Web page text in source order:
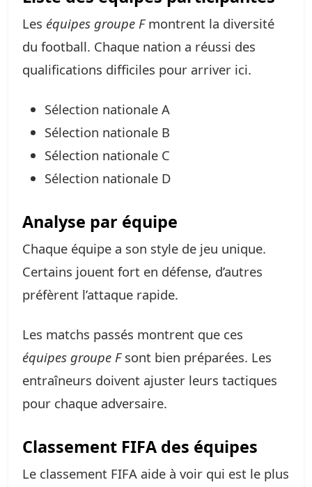
Les équipes groupe Fmontrent la diversité
du football. Chaque nation a réussi des
qualifications difficiles pour arriver ici.
Sélection nationale A
Sélection nationale B
Sélection nationale C
Sélection nationale D
Analyse par équipe
Chaque équipe a son style de jeu unique.
Certains jouent fort en défense, d’autres
préfèrent l’attaque rapide.
Les matchs passés montrent que ces
équipes groupe Fsont bien préparées. Les
entraîneurs doivent ajuster leurs tactiques
pour chaque adversaire.
Classement FIFA des équipes
Le classement FIFA aide à voir qui est le plus